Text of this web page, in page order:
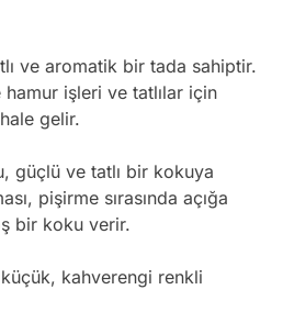
ve aromatik bir tada sahiptir.
hamur işleri ve tatlılar için
gelir.
güçlü ve tatlı bir kokuya
pişirme sırasında açığa
bir koku verir.
kahverengi renkli